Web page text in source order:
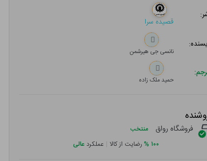
قصیده سرا
نانسی جی هیرشمن
حمید ملک زاده
فروشگاه رواق منتخب
۱۰۰ % رضایت از کالا | عملکرد عالی